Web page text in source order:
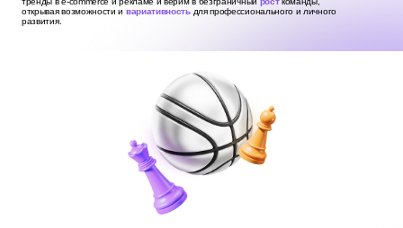
открывая возможности и вариативностьдля профессионального и личного
развития.